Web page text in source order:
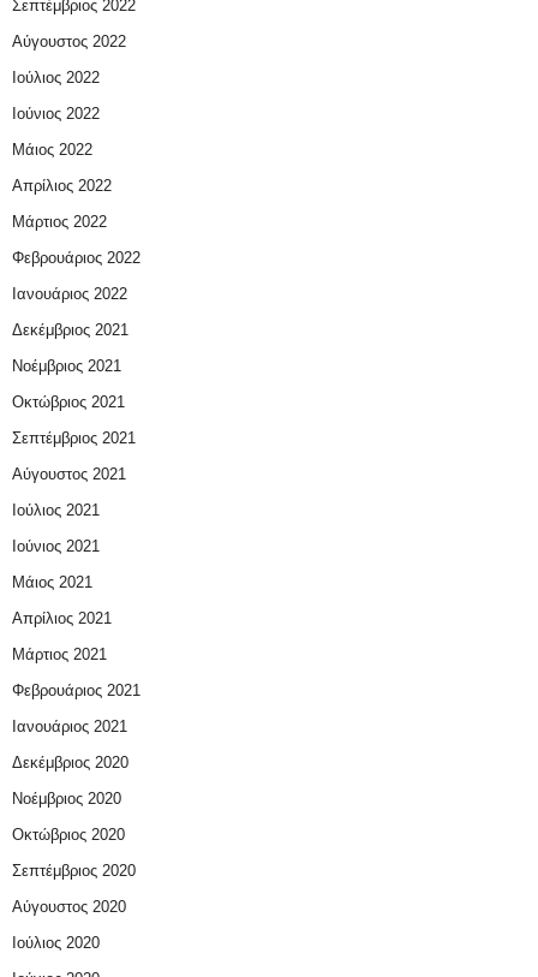
Σεπτέμβριος 2022
Αύγουστος 2022
Ιούλιος 2022
Ιούνιος 2022
Μάιος 2022
Απρίλιος 2022
Μάρτιος 2022
Φεβρουάριος 2022
Ιανουάριος 2022
Δεκέμβριος 2021
Νοέμβριος 2021
Οκτώβριος 2021
Σεπτέμβριος 2021
Αύγουστος 2021
Ιούλιος 2021
Ιούνιος 2021
Μάιος 2021
Απρίλιος 2021
Μάρτιος 2021
Φεβρουάριος 2021
Ιανουάριος 2021
Δεκέμβριος 2020
Νοέμβριος 2020
Οκτώβριος 2020
Σεπτέμβριος 2020
Αύγουστος 2020
Ιούλιος 2020